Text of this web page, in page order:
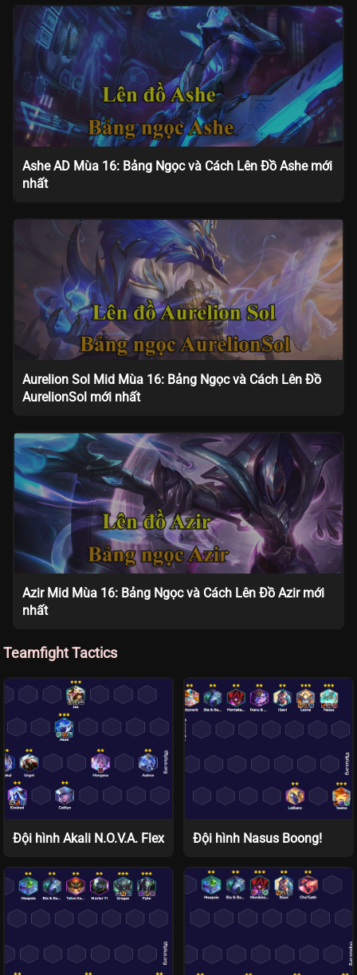
Ashe AD Mùa 16: Bảng Ngọc và Cách Lên Đồ Ashe mới
nhất
Aurelion Sol Mid Mùa 16: Bảng Ngọc và Cách Lên Đồ
AurelionSol mới nhất
Azir Mid Mùa 16: Bảng Ngọc và Cách Lên Đồ Azir mới
nhất
Teamfight Tactics
Đội hình Akali N.O.V.A. Flex Đội hình Nasus Boong!